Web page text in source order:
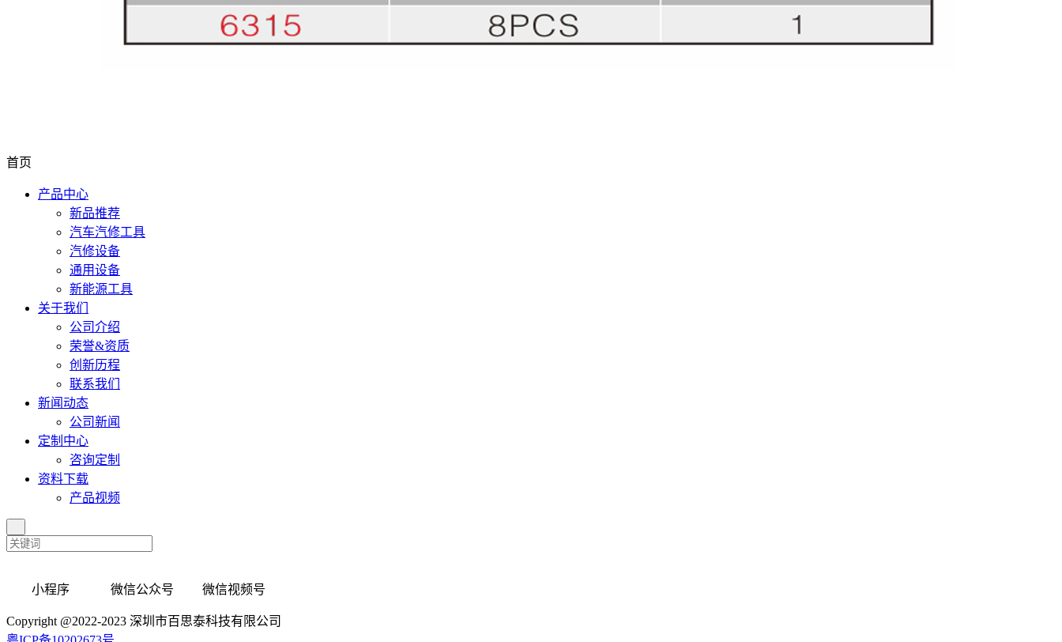
首页
产品中心
新品推荐
汽车汽修工具
汽修设备
通用设备
新能源工具
关于我们
公司介绍
荣誉&资质
创新历程
联系我们
新闻动态
公司新闻
定制中心
咨询定制
资料下载
产品视频
小程序 微信公众号 微信视频号
Copyright @2022-2023 深圳市百思泰科技有限公司